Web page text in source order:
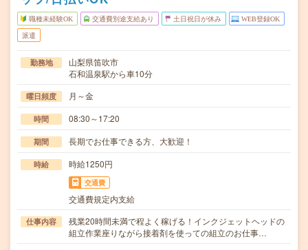
職種未経験OK 交通費別途支給あり 土日祝日が休み WEB登録OK
派遣
勤務地
山梨県笛吹市
石和温泉駅から車10分
曜日頻度 月～金
時間 08:30～17:20
期間 長期でお仕事できる方、大歓迎！
時給 時給1250円
交通費
交通費規定内支給
仕事内容
残業20時間未満で程よく稼げる！インクジェットヘッドの
組立作業座りながら接着剤を使っての組立のお仕事…